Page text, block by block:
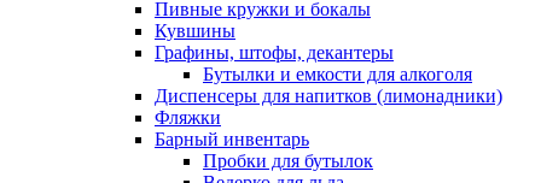
Пивные кружки и бокалы
Кувшины
Графины, штофы, декантеры
Бутылки и емкости для алкоголя
Диспенсеры для напитков (лимонадники)
Фляжки
Барный инвентарь
Пробки для бутылок